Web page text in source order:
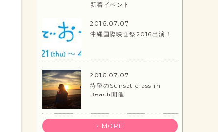
新着イベント
2016.07.07
沖縄国際映画祭2016出演！
2016.07.07
待望のSunset class in
Beach開催
MORE